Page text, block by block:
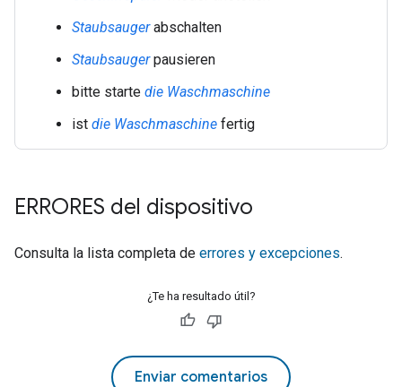
Staubsauger abschalten
Staubsauger pausieren
bitte starte die Waschmaschine
ist die Waschmaschine fertig
ERRORES del dispositivo
Consulta la lista completa de errores y excepciones.
¿Te ha resultado útil?
Enviar comentarios